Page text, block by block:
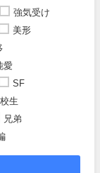
強気受け
美形
愛
SF
生
兄弟